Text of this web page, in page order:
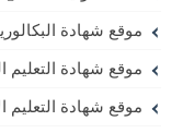
موقع شهادة البكالوريا 2026
موقع شهادة التعليم
موقع شهادة التعليم